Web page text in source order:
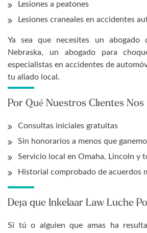
Lesiones a peatones
Lesiones craneales en accidentes
Ya sea que necesites un abogado
Nebraska, un abogado para
especialistas en accidentes de
tu aliado local.
Por Qué Nuestros Clientes Nos
Consultas iniciales gratuitas
Sin honorarios a menos que
Servicio local en Omaha, Lincoln y
Historial comprobado de acuerdos
Deja que Inkelaar Law Luche
Si tú o alguien que amas ha